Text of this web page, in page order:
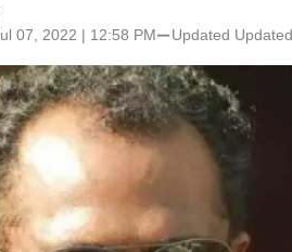
07, 2022 | 12:58 PM⚊Updated